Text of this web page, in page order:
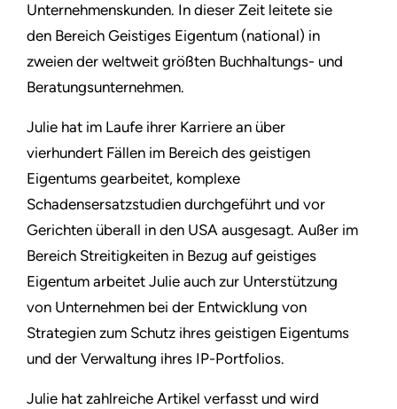
Unternehmenskunden. In dieser Zeit leitete sie
den Bereich Geistiges Eigentum (national) in
zweien der weltweit größten Buchhaltungs- und
Beratungsunternehmen.
Julie hat im Laufe ihrer Karriere an über
vierhundert Fällen im Bereich des geistigen
Eigentums gearbeitet, komplexe
Schadensersatzstudien durchgeführt und vor
Gerichten überall in den USA ausgesagt. Außer im
Bereich Streitigkeiten in Bezug auf geistiges
Eigentum arbeitet Julie auch zur Unterstützung
von Unternehmen bei der Entwicklung von
Strategien zum Schutz ihres geistigen Eigentums
und der Verwaltung ihres IP-Portfolios.
Julie hat zahlreiche Artikel verfasst und wird